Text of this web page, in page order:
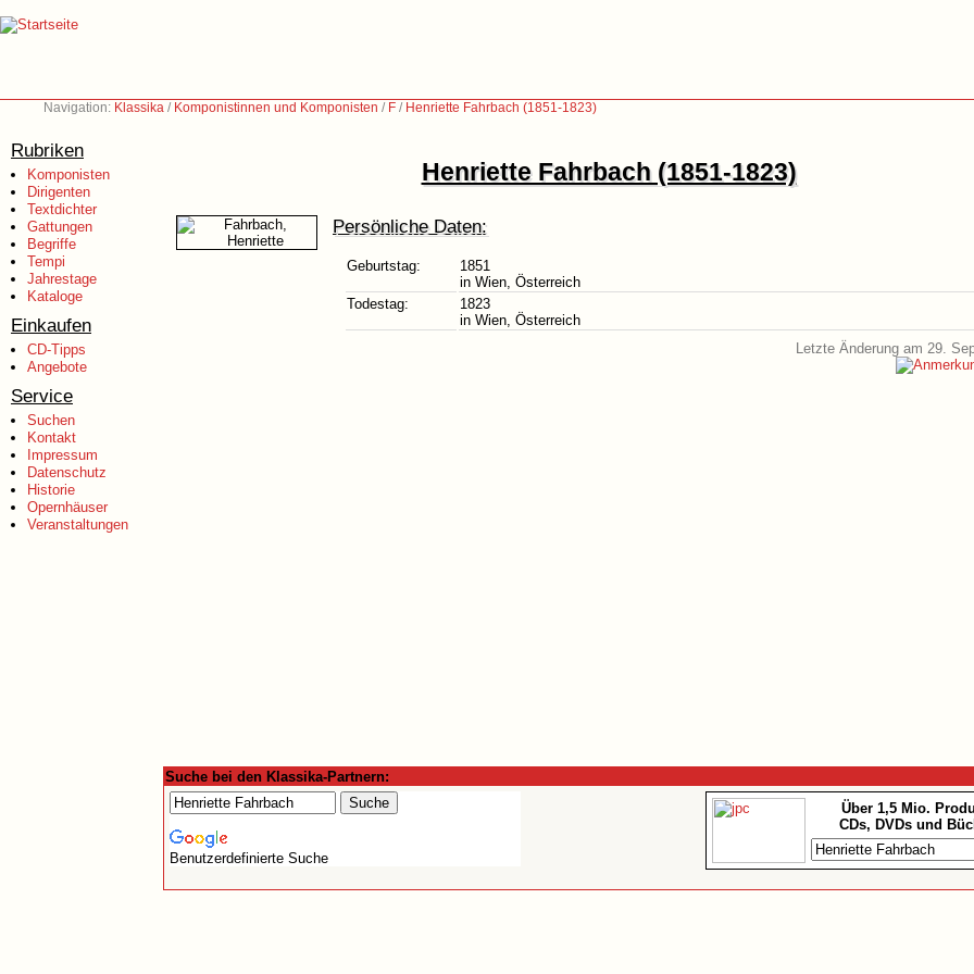
Navigation: Klassika / Komponistinnen und Komponisten / F / Henriette Fahrbach (1851-1823)
Rubriken
Komponisten
Dirigenten
Textdichter
Gattungen
Begriffe
Tempi
Jahrestage
Kataloge
Einkaufen
CD-Tipps
Angebote
Service
Suchen
Kontakt
Impressum
Datenschutz
Historie
Opernhäuser
Veranstaltungen
Henriette Fahrbach (1851-1823)
Persönliche Daten:
Geburtstag:
1851
in Wien, Österreich
Todestag:
1823
in Wien, Österreich
Letzte Änderung am 29.
Suche bei den Klassika-Partnern:
Benutzerdefinierte Suche
Über 1,5 Mio.
CDs, DVDs und